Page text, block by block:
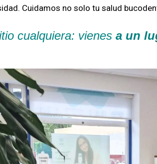
Cuidamos no solo tu salud
cualquiera: vienes a un